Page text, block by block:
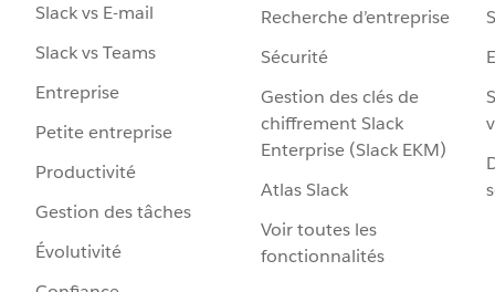
Slack vs E-mail
Slack vs Teams
Entreprise
Petite entreprise
Productivité
Gestion des tâches
Évolutivité
Recherche d’entreprise
Sécurité
Gestion des clés de
chiffrement Slack
Enterprise (Slack EKM)
Atlas Slack
Voir toutes les
fonctionnalités